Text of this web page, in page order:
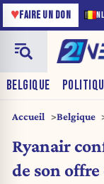
NL
♥FAIRE UN DON
BELGIQUE
Accueil Belgique
Ryanair
de son